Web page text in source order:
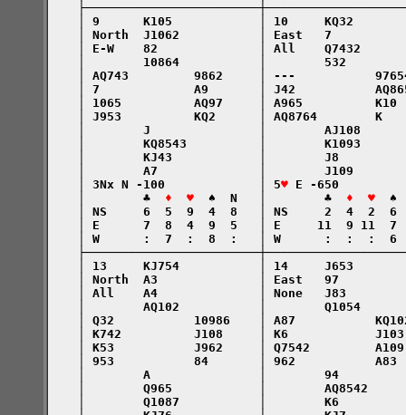
│ 9      K105            │ 10     KQ32
│ North  J1062           │ East   7
│ E-W    82              │ All    Q7432
│        10864           │        532
│ AQ743         9862     │ ---
│ 7             A9       │ J42
│ 1065          AQ97     │ A965
│ J953          KQ2      │ AQ8764        K
│        J               │        AJ108
│        KQ8543          │        K1093
│        KJ43            │        J8
│        A7              │        J109
    │ 3Nx N -100             │ 5
♥ E -650
    │        ♣
♦  ♥
  ♠  N   │        ♣
♦  ♥
♠
│ NS     6  5  9  4  8   │ NS     2  4  2
│ E      7  8  4  9  5   │ E     11  9 11
│ W      :  7  :  8  :   │ W      :  :  :
│ 13     KJ754           │ 14     J653
│ North  A3              │ East   97
│ All    A4              │ None   J83
│        AQ102           │        Q1054
│ Q32           10986    │ A87
│ K742          J108     │ K6
│ K53           J962     │ Q7542
│ 953           84       │ 962
│        A               │        94
│        Q965            │        AQ8542
│        Q1087           │        K6